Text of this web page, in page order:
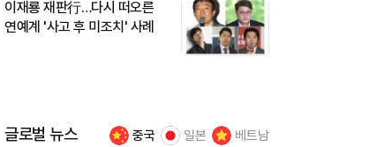
이재룡 재판行…다시 떠오른
연예계 '사고 후 미조치' 사례
글로벌 뉴스 중국 일본 베트남